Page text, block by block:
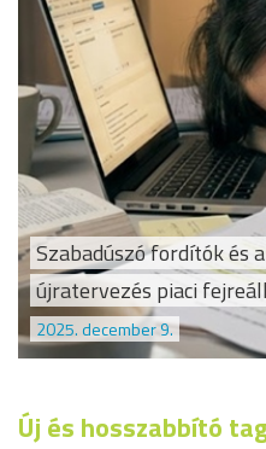
Szabadúszó fordítók és
újratervezés piaci
2025. december 9.
Új és hosszabbító